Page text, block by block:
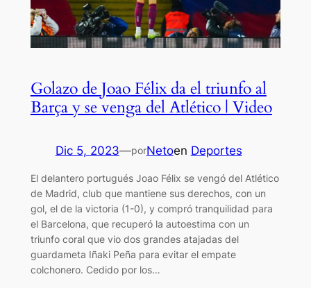
Golazo de Joao Félix da el triunfo al
Barça y se venga del Atlético | Video
Dic 5, 2023—porNetoen Deportes
El delantero portugués Joao Félix se vengó del Atlético
de Madrid, club que mantiene sus derechos, con un
gol, el de la victoria (1-0), y compró tranquilidad para
el Barcelona, que recuperó la autoestima con un
triunfo coral que vio dos grandes atajadas del
guardameta Iñaki Peña para evitar el empate
colchonero. Cedido por los…